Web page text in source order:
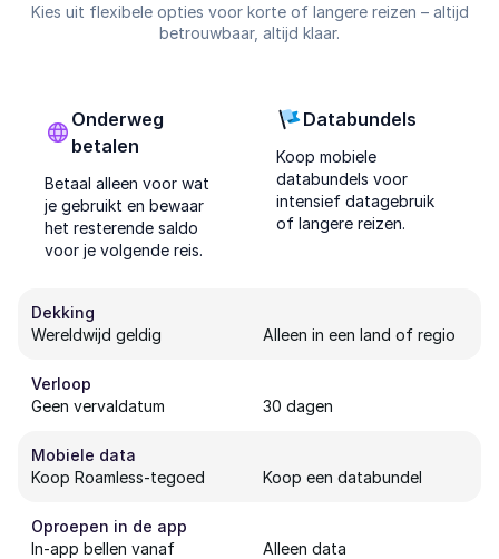
Kies uit flexibele opties voor korte of langere reizen – altijd
betrouwbaar, altijd klaar.
Onderweg
betalen
Betaal alleen voor wat
je gebruikt en bewaar
het resterende saldo
voor je volgende reis.
Databundels
Koop mobiele
databundels voor
intensief datagebruik
of langere reizen.
Dekking
Wereldwijd geldig
Alleen in een land of regio
Verloop
Geen vervaldatum
30 dagen
Mobiele data
Koop Roamless-tegoed
Koop een databundel
Oproepen in de app
In-app bellen vanaf
Alleen data